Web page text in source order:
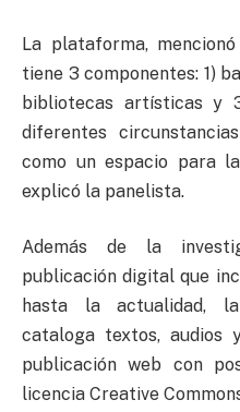
La plataforma,
tiene 3 componentes: 1)
bibliotecas artísticas y
diferentes
como un espacio para
explicó la panelista.
Además de la
publicación digital que
hasta la actualidad,
cataloga textos, audios
publicación web con
licencia Creative